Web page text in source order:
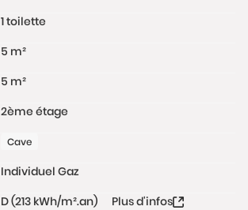
1 toilette
5 m²
5 m²
2ème étage
Cave
Individuel Gaz
D (213 kWh/m².an)
Plus d'infos